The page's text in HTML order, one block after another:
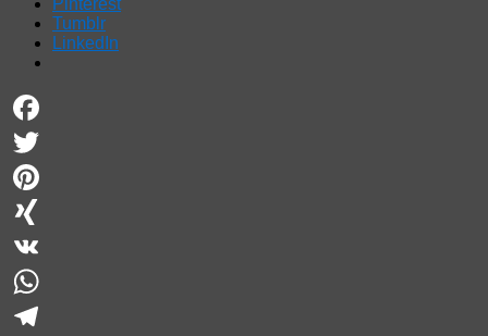
Tumblr
LinkedIn
Facebook
Twitter
Pinterest
XING
VK
WhatsApp